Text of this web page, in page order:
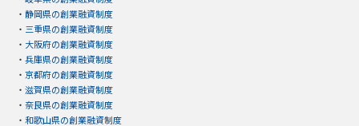
・ 静岡県の創業融資制度
・ 三重県の創業融資制度
・ 大阪府の創業融資制度
・ 兵庫県の創業融資制度
・ 京都府の創業融資制度
・ 滋賀県の創業融資制度
・ 奈良県の創業融資制度
・ 和歌山県の創業融資制度